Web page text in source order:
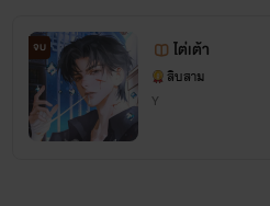
จบ ไต่เต้า
สิบสาม
Y